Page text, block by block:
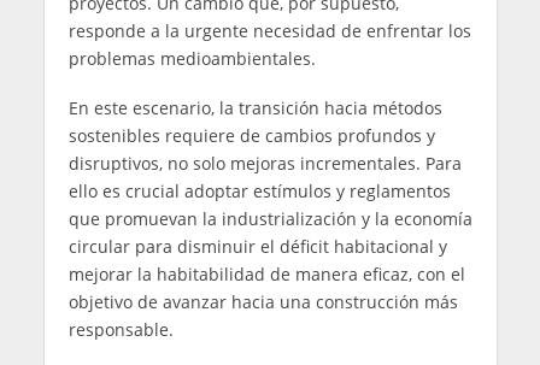
responde a la urgente necesidad de enfrentar los
problemas medioambientales.
En este escenario, la transición hacia métodos
sostenibles requiere de cambios profundos y
disruptivos, no solo mejoras incrementales. Para
ello es crucial adoptar estímulos y reglamentos
que promuevan la industrialización y la economía
circular para disminuir el déficit habitacional y
mejorar la habitabilidad de manera eficaz, con el
objetivo de avanzar hacia una construcción más
responsable.